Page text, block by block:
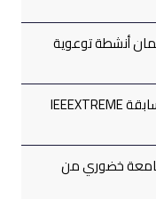
أنشطة توعوية
خضوري تحقق المرتبة الثانية بمسابقة IEEEXTREME
خضوري من